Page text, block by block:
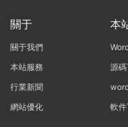
關于
關于我們
本站服務
行業新聞
網站優化
本
源
軟